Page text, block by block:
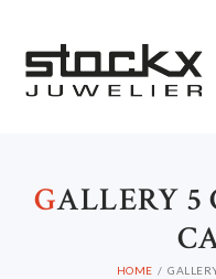
GALLERY 5
HOME